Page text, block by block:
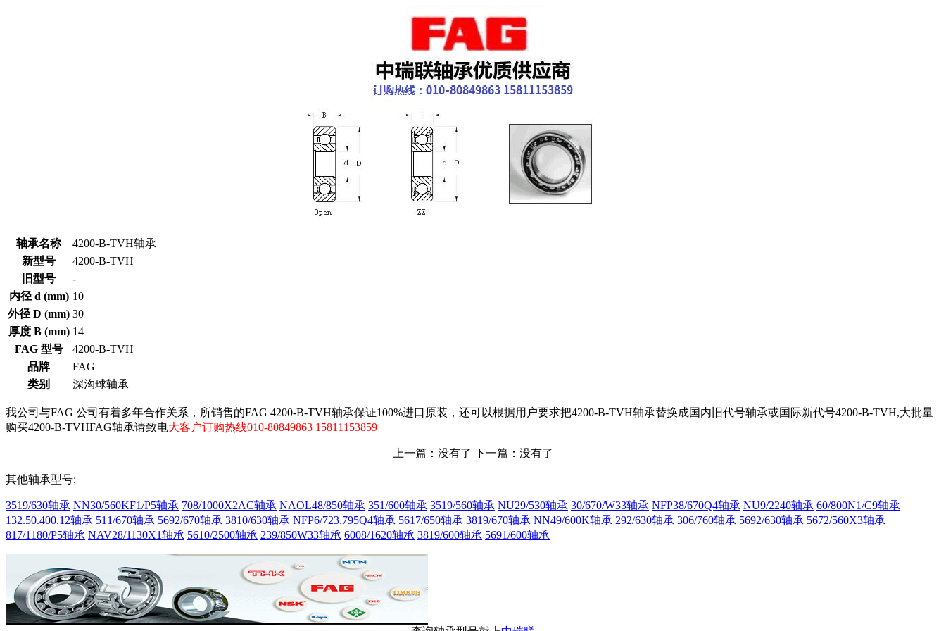
轴承名称
4200-B-TVH轴承
新型号
4200-B-TVH
旧型号
-
内径 d (mm) 10
外径 D (mm) 30
厚度 B (mm) 14
FAG 型号
4200-B-TVH
品牌
FAG
类别
深沟球轴承
我公司与FAG 公司有着多年合作关系，所销售的FAG 4200-B-TVH轴承保证100%进口原装，还可以根据用户要求把4200-B-TVH轴承替换成国内旧代号轴承或国际新代号4200-B-TVH,大批量
购买4200-B-TVHFAG轴承请致电大客户订购热线010-80849863 15811153859
上一篇：没有了 下一篇：没有了
其他轴承型号:
3519/630轴承 NN30/560KF1/P5轴承 708/1000X2AC轴承 NAOL48/850轴承 351/600轴承 3519/560轴承 NU29/530轴承 30/670/W33轴承 NFP38/670Q4轴承 NU9/2240轴承 60/800N1/C9轴承
132.50.400.12轴承 511/670轴承 5692/670轴承 3810/630轴承 NFP6/723.795Q4轴承 5617/650轴承 3819/670轴承 NN49/600K轴承 292/630轴承 306/760轴承 5692/630轴承 5672/560X3轴承
817/1180/P5轴承 NAV28/1130X1轴承 5610/2500轴承 239/850W33轴承 6008/1620轴承 3819/600轴承 5691/600轴承